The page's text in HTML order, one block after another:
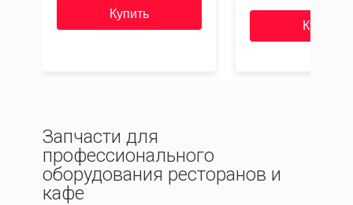
Купить
Купить
Запчасти для
профессионального
оборудования ресторанов и
кафе